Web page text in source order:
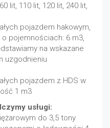
lit, 110 lit, 120 lit, 240 lit,
pojazdem hakowym,
pojemnościach: 6 m3,
na wskazane
uzgodnieniu
pojazdem z HDS w
1 m3
usługi:
do 3,5 tony